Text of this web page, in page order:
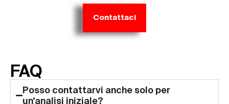
Contattaci
FAQ
Posso contattarvi anche solo per
un'analisi iniziale?